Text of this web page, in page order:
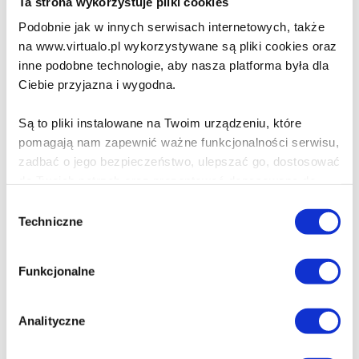
Podobnie jak w innych serwisach internetowych, także
na www.virtualo.pl wykorzystywane są pliki cookies oraz
inne podobne technologie, aby nasza platforma była dla
Ciebie przyjazna i wygodna.
Są to pliki instalowane na Twoim urządzeniu, które
pomagają nam zapewnić ważne funkcjonalności serwisu,
zadbać o jego bezpieczeństwo, ulepszać go, dostosować
Poza plikami, które są nam niezbędne do prawidłowego
i bezpiecznego działania serwisu - są także takie, które
wymagają Twojej zgody.
Każda udzielona zgoda poprawi Twoje doświadczenia
zgody
Techniczne
Funkcjonalne
Analityczne
Emi i Tajny Klub
Superdziewczyn. Aloha
Agnieszka Mielech
Do koszyka
Emi i Tajny Klub
Superdziewczyn. Niezłe
21.99 zł
Na prezent